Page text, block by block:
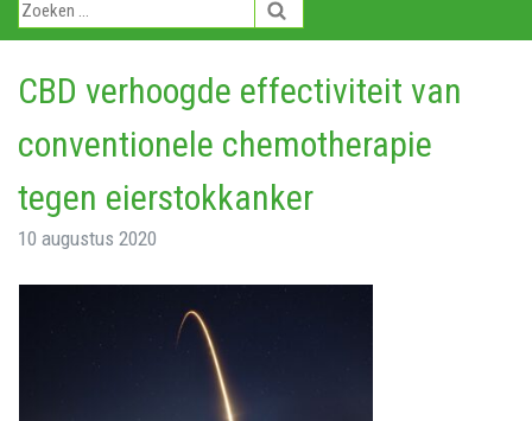
CBD verhoogde effectiviteit van
conventionele chemotherapie
tegen eierstokkanker
10 augustus 2020